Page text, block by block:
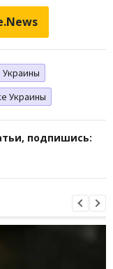
Украины
подпишись: